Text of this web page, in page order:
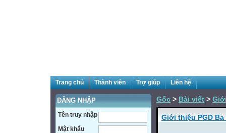
Trang chủ Thành viên Trợ giúp Liên hệ
ĐĂNG NHẬP
Tên truy nhập
Mật khẩu
Gốc > Bài viết >
Giới thiệu PGD Ba